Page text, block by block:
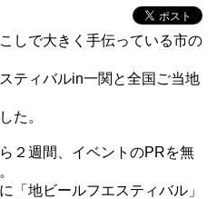
しで大きく手伝っている市の
ティバルin一関と全国ご当地
た。
２週間、イベントのPRを無
「地ビールフエスティバル」